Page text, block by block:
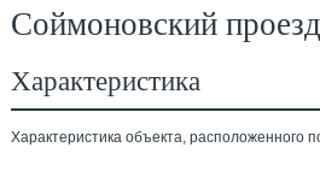
Соймоновский
Характеристика
Характеристика объекта, расположенного